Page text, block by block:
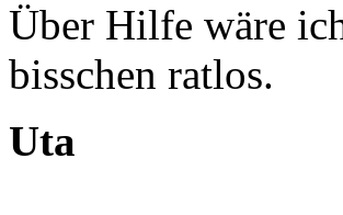
Über Hilfe wäre
bisschen ratlos.
Uta